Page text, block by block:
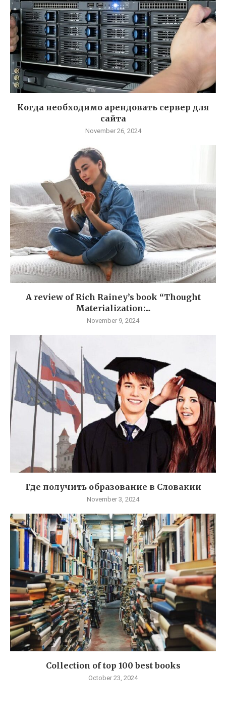
Когда необходимо арендовать сервер для
сайта
November 26, 2024
A review of Rich Rainey’s book “Thought
Materialization:...
November 9, 2024
Где получить образование в Словакии
November 3, 2024
Collection of top 100 best books
October 23, 2024